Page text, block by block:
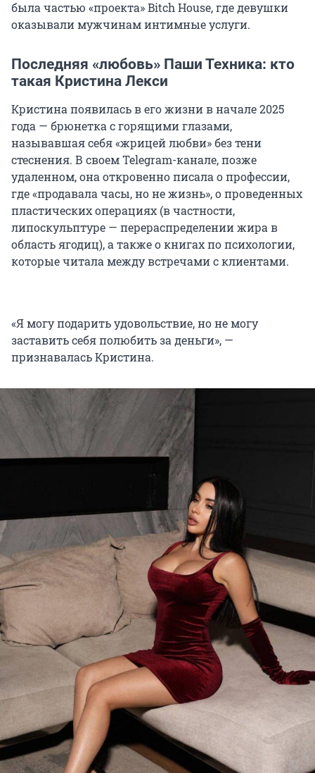
была частью «проекта» Bitch House, где девушки
оказывали мужчинам интимные услуги.
Последняя «любовь» Паши Техника: кто
такая Кристина Лекси
Кристина появилась в его жизни в начале 2025
года — брюнетка с горящими глазами,
называвшая себя «жрицей любви» без тени
стеснения. В своем Telegram-канале, позже
удаленном, она откровенно писала о профессии,
где «продавала часы, но не жизнь», о проведенных
пластических операциях (в частности,
липоскульптуре — перераспределении жира в
область ягодиц), а также о книгах по психологии,
которые читала между встречами с клиентами.
«Я могу подарить удовольствие, но не могу
заставить себя полюбить за деньги», —
признавалась Кристина.